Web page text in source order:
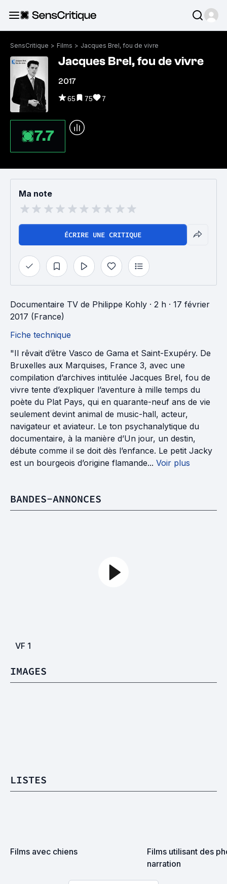
SensCritique > Films > Jacques Brel, fou de vivre
Jacques Brel, fou de vivre
2017
65 75 7
7.7
Ma note
ÉCRIRE UNE CRITIQUE
Documentaire TV de Philippe Kohly · 2 h · 17 février
2017 (France)
Fiche technique
"Il rêvait d’être Vasco de Gama et Saint-Exupéry. De
Bruxelles aux Marquises, France 3, avec une
compilation d’archives intitulée Jacques Brel, fou de
vivre tente d’expliquer l’aventure à mille temps du
poète du Plat Pays, qui en quarante-neuf ans de vie
seulement devint animal de music-hall, acteur,
navigateur et aviateur. Le ton psychanalytique du
documentaire, à la manière d’Un jour, un destin,
débute comme il se doit dès l’enfance. Le petit Jacky
est un bourgeois d’origine flamande... Voir plus
BANDES-ANNONCES
VF 1
IMAGES
LISTES
Films avec chiens
Films utilisant des
narration